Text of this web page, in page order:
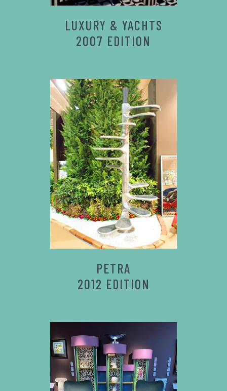
LUXURY & YACHTS
2007 EDITION
PETRA
2012 EDITION